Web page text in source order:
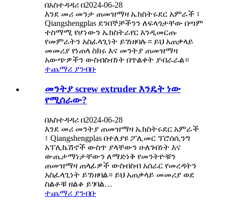
በአስተዳዳሪ በ2024-06-28
እንደ መሪ መንታ ጠመዝማዛ ኤክስትሩደር አምራች ፣
Qiangshengplas ደንበኞቻችንን ለፍላጎታቸው በጣም
ተስማሚ የሆነውን ኤክስትራየር እንዲመርጡ
የመምራትን አስፈላጊነት ይገነዘባሉ። ይህ አጠቃላይ
መመሪያ የነጠላ ስክሩ እና መንትያ ጠመዝማዛ
አውጭዎችን ውስብስብነት በጥልቀት ያብራራል።
ተጨማሪ ያንብቡ
መንትያ screw extruder እንዴት ነው
የሚሰራው?
በአስተዳዳሪ በ2024-06-28
እንደ መሪ መንትያ ጠመዝማዛ ኤክስትሩደር አምራች
፣ Qiangshengplas በተለያዩ ፖሊመር ፕሮሰሲንግ
አፕሊኬሽኖች ውስጥ ያላቸውን ሁለገብነት እና
ውጤታማነታቸውን ለማድነቅ የመንትዮቹን
ጠመዝማዛ ጠላፊዎች ውስብስብ አሰራር የመረዳትን
አስፈላጊነት ይገነዘባል። ይህ አጠቃላይ መመሪያ ወደ
ስልቶቹ ዘልቆ ይገባል…
ተጨማሪ ያንብቡ